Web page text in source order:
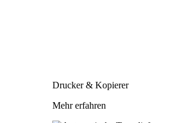
Drucker & Kopierer
Mehr erfahren